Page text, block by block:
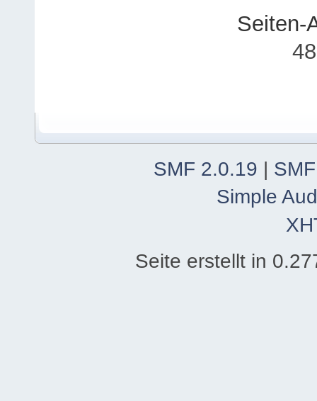
Seiten-
SMF 2.0.19
Simple
Seite erstellt in